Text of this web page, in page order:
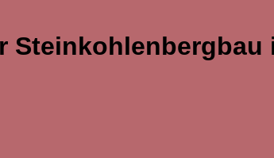
Steinkohlenbergbau